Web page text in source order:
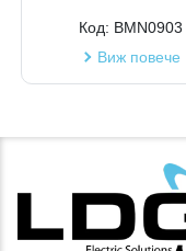
Код: BMN0903
Виж повече